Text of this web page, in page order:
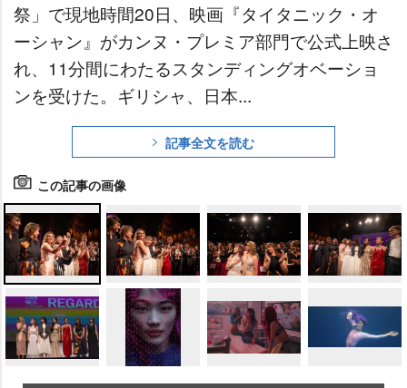
祭」で現地時間20日、映画『タイタニック・オ
ーシャン』がカンヌ・プレミア部門で公式上映さ
れ、11分間にわたるスタンディングオベーショ
ンを受けた。ギリシャ、日本...
記事全文を読む
この記事の画像